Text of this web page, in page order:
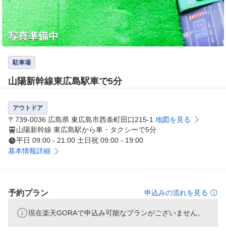
駐車場
山陽新幹線東広島駅車で5分
アウトドア
〒739-0036 広島県 東広島市西条町田口215-1 地図を見る
山陽新幹線 東広島駅から車・タクシーで5分
平日 09:00 - 21:00 土日祝 09:00 - 19:00
基本情報詳細
予約プラン 申込みの流れを見る
現在楽天GORAで申込み可能なプランがございません。